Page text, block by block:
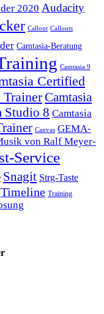
2020 Audacity
Callout Callouts
Camtasia-Beratung
Camtasia 9
Certified
TrainerCamtasia
Studio 8 Camtasia
Canvas GEMA-
von Ralf Meyer-
Service
Snagit Strg-Taste
Timeline Training